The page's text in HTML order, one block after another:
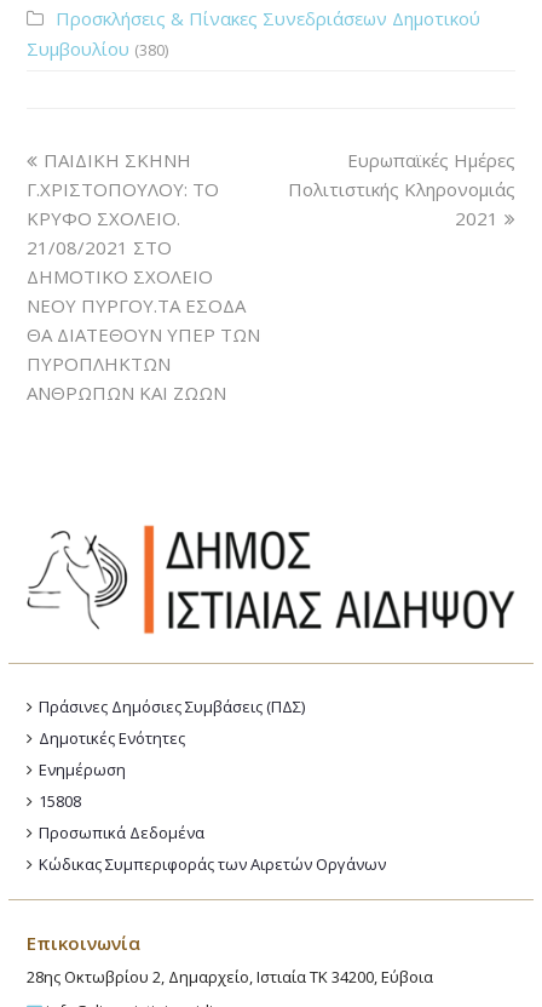
Προσκλήσεις & Πίνακες Συνεδριάσεων Δημοτικού
Συμβουλίου (380)
ΠΑΙΔΙΚΗ ΣΚΗΝΗ
Γ.ΧΡΙΣΤΟΠΟΥΛΟΥ: ΤΟ
ΚΡΥΦΟ ΣΧΟΛΕΙΟ.
21/08/2021 ΣΤΟ
ΔΗΜΟΤΙΚΟ ΣΧΟΛΕΙΟ
ΝΕΟΥ ΠΥΡΓΟΥ.ΤΑ ΕΣΟΔΑ
ΘΑ ΔΙΑΤΕΘΟΥΝ ΥΠΕΡ ΤΩΝ
ΠΥΡΟΠΛΗΚΤΩΝ
ΑΝΘΡΩΠΩΝ ΚΑΙ ΖΩΩΝ
Ευρωπαϊκές Ημέρες
Πολιτιστικής Κληρονομιάς
2021
Πράσινες Δημόσιες Συμβάσεις (ΠΔΣ)
Δημοτικές Ενότητες
Ενημέρωση
15808
Προσωπικά Δεδομένα
Κώδικας Συμπεριφοράς των Αιρετών Οργάνων
Επικοινωνία
28ης Οκτωβρίου 2, Δημαρχείο, Ιστιαία ΤΚ 34200, Εύβοια